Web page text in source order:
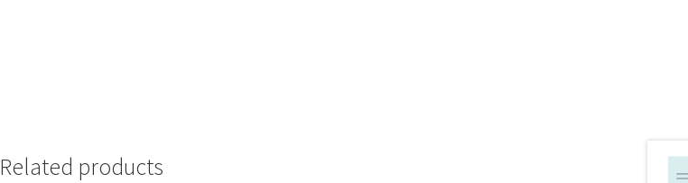
Related products